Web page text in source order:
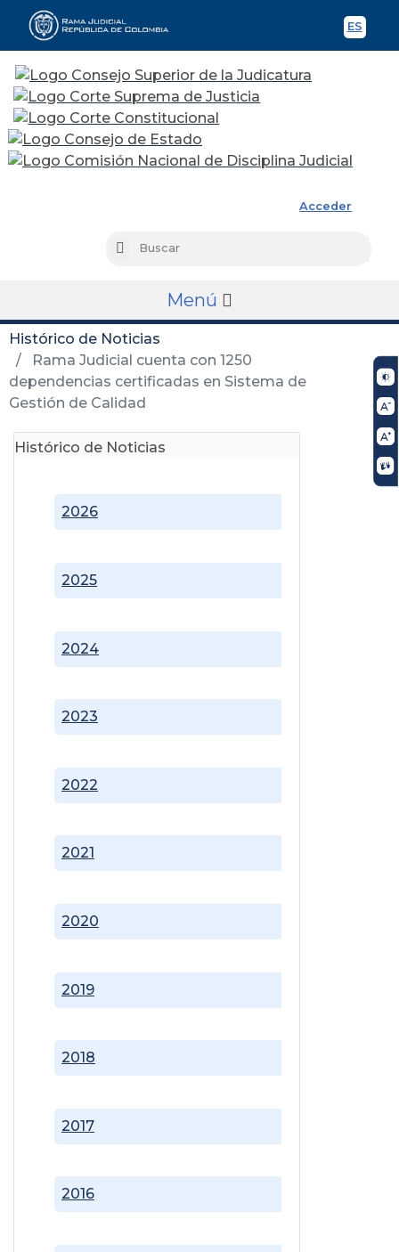
ES
Acceder
Buscar
Menú
Histórico de Noticias
Rama Judicial cuenta con 1250
dependencias certificadas en Sistema de
Gestión de Calidad
Histórico de Noticias
2016
2017
2018
2019
2020
2021
2022
2023
2024
2025
2026